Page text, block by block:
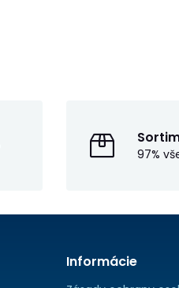
97%
Informácie